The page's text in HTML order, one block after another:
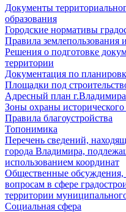
Документы
образования
Городские нормативы
Правила землепользования
Решения о подготовке
территории
Документация по
Площадки под
Адресный план г.Владимира
Зоны охраны исторического
Правила благоустройства
Топонимика
Перечень сведений,
города Владимира,
использованием координат
Общественные
вопросам в сфере
территории
Социальная сфера